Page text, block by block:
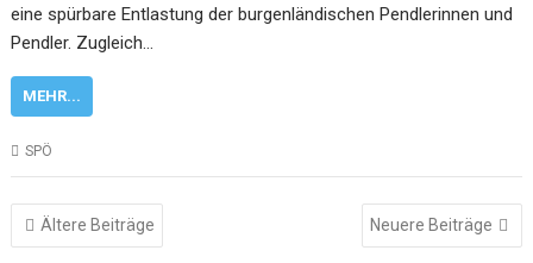
eine spürbare Entlastung der burgenländischen Pendlerinnen und
Pendler. Zugleich…
MEHR...
SPÖ
Beitragsnavigation
Ältere Beiträge Neuere Beiträge